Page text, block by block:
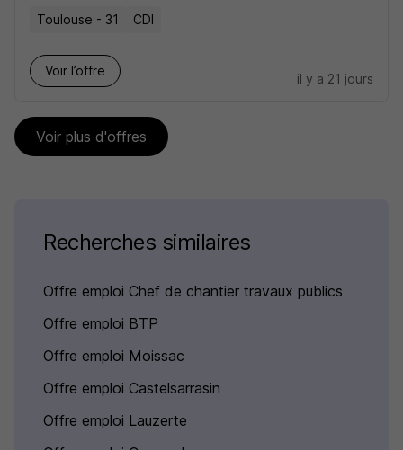
Toulouse - 31 CDI
Voir l’offre
il y a 21 jours
Voir plus d'offres
Recherches similaires
Offre emploi Chef de chantier travaux publics
Offre emploi BTP
Offre emploi Moissac
Offre emploi Castelsarrasin
Offre emploi Lauzerte